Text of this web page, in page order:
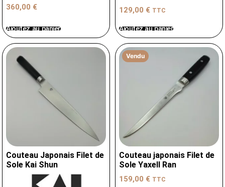
360,00 €
Ajoutez au panier
129,00 € TTC
Ajoutez au panier
Couteau Japonais Filet de
Sole Kai Shun
Vendu
Couteau japonais Filet de
Sole Yaxell Ran
159,00 € TTC